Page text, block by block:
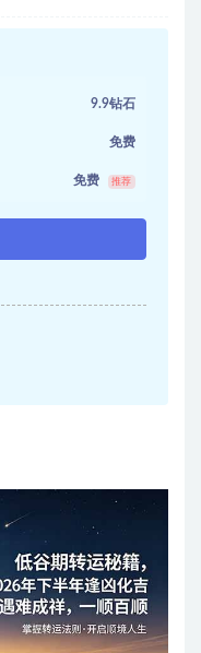
9.9钻石
免费
免费 推荐